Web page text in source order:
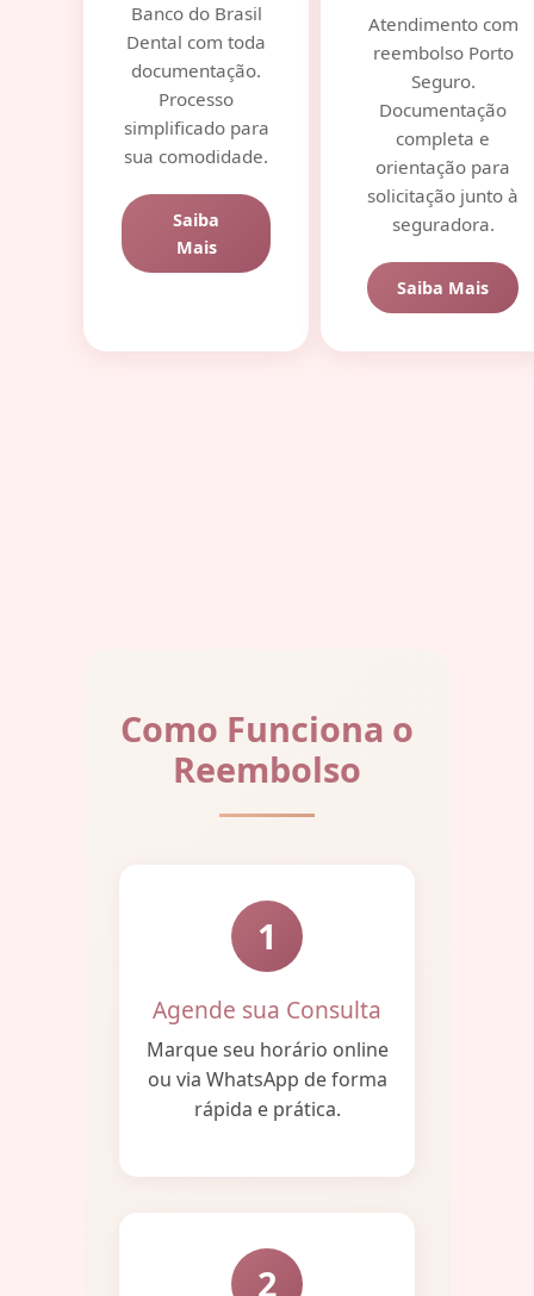
Banco do Brasil
Dental com toda
documentação.
Processo
simplificado para
sua comodidade.
Saiba
Mais
Atendimento com
reembolso Porto
Seguro.
Documentação
completa e
orientação para
solicitação junto à
seguradora.
Saiba Mais
Como Funciona o
Reembolso
1
Agende sua Consulta
Marque seu horário online
ou via WhatsApp de forma
rápida e prática.
2